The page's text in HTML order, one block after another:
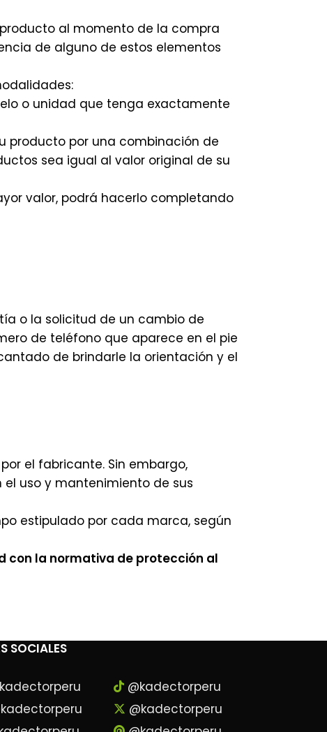
al momento de la compra
de alguno de estos elementos
o unidad que tenga exactamente
producto por una combinación de
sea igual al valor original de su
valor, podrá hacerlo completando
o la solicitud de un cambio de
de teléfono que aparece en el pie
de brindarle la orientación y el
el fabricante. Sin embargo,
uso y mantenimiento de sus
estipulado por cada marca, según
con la normativa de protección al
SOCIALES
@kadectorperu
@kadectorperu